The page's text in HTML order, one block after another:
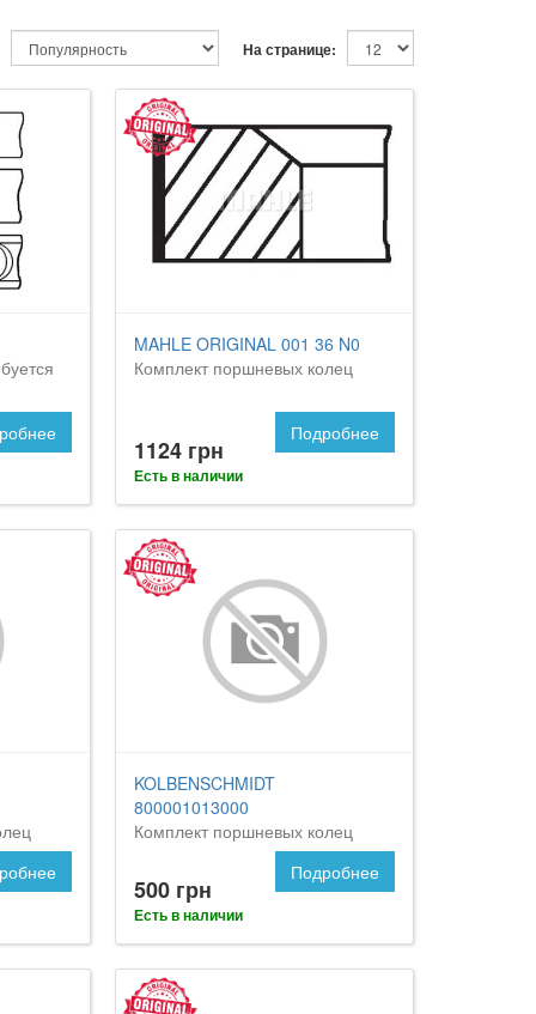
На странице:
MAHLE ORIGINAL 001 36 N0
Комплект поршневых колец
1124 грн
Есть в наличии
Подробнее
KOLBENSCHMIDT
800001013000
Комплект поршневых колец
500 грн
Есть в наличии
Подробнее